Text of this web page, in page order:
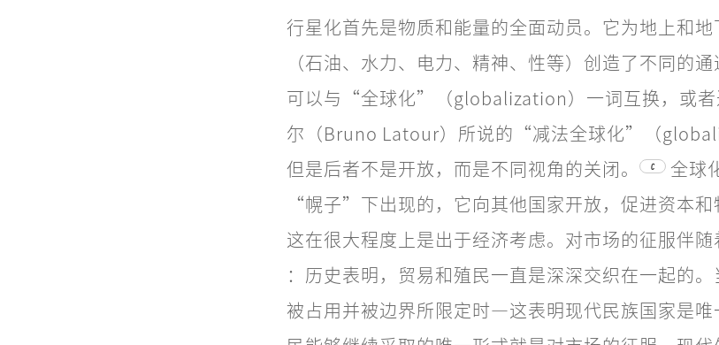
行星化首先是物质和能量的全面动员。它为地上和
（石油、水力、电力、精神、性等）创造了不同的
可以与“全球化”（globalization）一词互换，或
尔（Bruno Latour）所说的“减法全球化”（
但是后者不是开放，而是不同视角的关闭。
C
全球
“幌子”下出现的，它向其他国家开放，促进资本和
这在很大程度上是出于经济考虑。对市场的征服伴
：历史表明，贸易和殖民一直是深深交织在一起的
被占用并被边界所限定时—这表明现代民族国家是